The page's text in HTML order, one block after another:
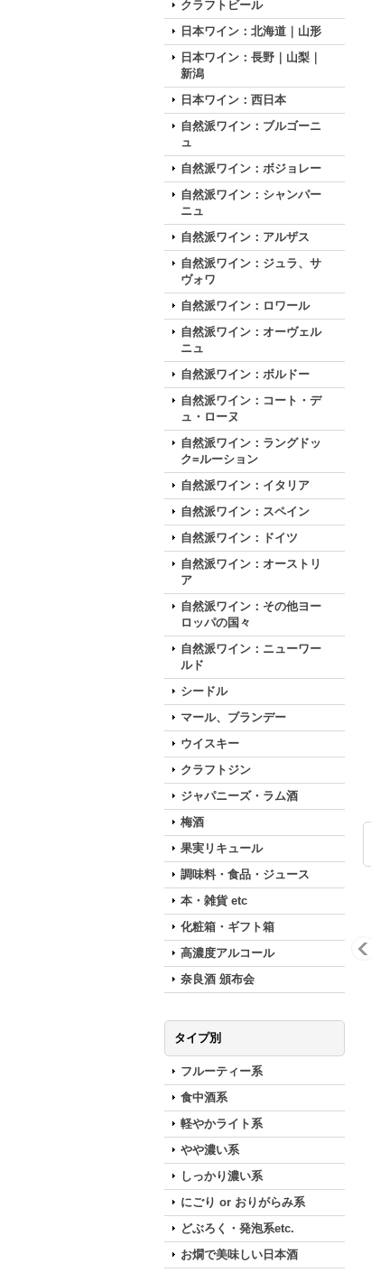
クラフトビール
日本ワイン：北海道｜山形
日本ワイン：長野｜山梨｜
新潟
日本ワイン：西日本
自然派ワイン：ブルゴーニ
ュ
自然派ワイン：ボジョレー
自然派ワイン：シャンパー
ニュ
自然派ワイン：アルザス
自然派ワイン：ジュラ、サ
ヴォワ
自然派ワイン：ロワール
自然派ワイン：オーヴェル
ニュ
自然派ワイン：ボルドー
自然派ワイン：コート・デ
ュ・ローヌ
自然派ワイン：ラングドッ
ク=ルーション
自然派ワイン：イタリア
自然派ワイン：スペイン
自然派ワイン：ドイツ
自然派ワイン：オーストリ
ア
自然派ワイン：その他ヨー
ロッパの国々
自然派ワイン：ニューワー
ルド
シードル
マール、ブランデー
ウイスキー
クラフトジン
ジャパニーズ・ラム酒
梅酒
果実リキュール
調味料・食品・ジュース
本・雑貨 etc
化粧箱・ギフト箱
高濃度アルコール
奈良酒 頒布会
タイプ別
フルーティー系
食中酒系
軽やかライト系
やや濃い系
しっかり濃い系
にごり or おりがらみ系
どぶろく・発泡系etc.
お燗で美味しい日本酒